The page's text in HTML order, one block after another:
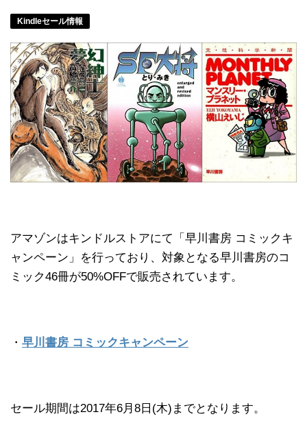
Kindleセール情報
アマゾンはキンドルストアにて「早川書房 コミックキ
ャンペーン」を行っており、対象となる早川書房のコ
ミック46冊が50%OFFで販売されています。
・ 早川書房 コミックキャンペーン
セール期間は2017年6月8日(木)までとなります。